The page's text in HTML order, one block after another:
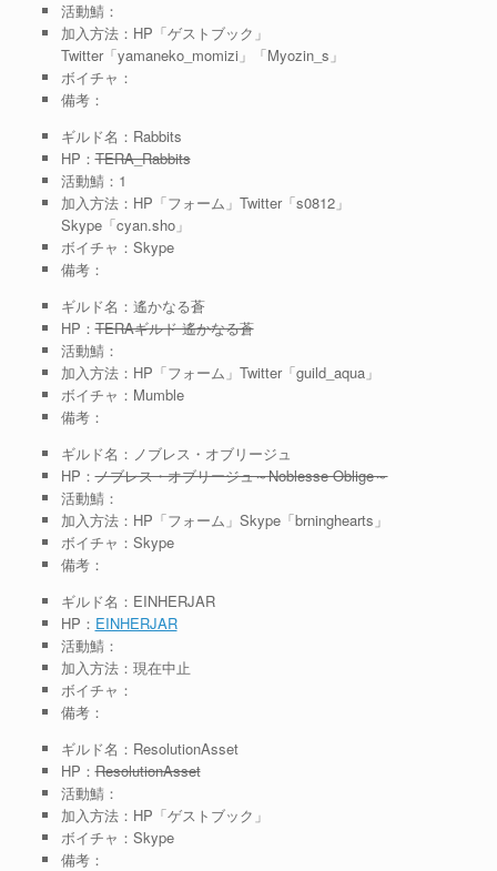
活動鯖：
加入方法：HP「ゲストブック」
Twitter「yamaneko_momizi」「Myozin_s」
ボイチャ：
備考：
ギルド名：Rabbits
HP：TERA_Rabbits
活動鯖：1
加入方法：HP「フォーム」Twitter「s0812」
Skype「cyan.sho」
ボイチャ：Skype
備考：
ギルド名：遙かなる蒼
HP：TERAギルド 遙かなる蒼
活動鯖：
加入方法：HP「フォーム」Twitter「guild_aqua」
ボイチャ：Mumble
備考：
ギルド名：ノブレス・オブリージュ
HP：ノブレス・オブリージュ～Noblesse Oblige～
活動鯖：
加入方法：HP「フォーム」Skype「brninghearts」
ボイチャ：Skype
備考：
ギルド名：EINHERJAR
HP： EINHERJAR
活動鯖：
加入方法：現在中止
ボイチャ：
備考：
ギルド名：ResolutionAsset
HP：ResolutionAsset
活動鯖：
加入方法：HP「ゲストブック」
ボイチャ：Skype
備考：